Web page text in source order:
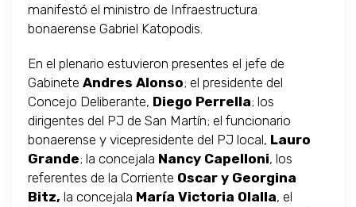
manifestó el ministro de Infraestructura
bonaerense Gabriel Katopodis.
En el plenario estuvieron presentes el jefe de
Gabinete Andres Alonso; el presidente del
Concejo Deliberante, Diego Perrella; los
dirigentes del PJ de San Martín; el funcionario
bonaerense y vicepresidente del PJ local, Lauro
Grande; la concejala Nancy Capelloni, los
referentes de la Corriente Oscar y Georgina
Bitz, la concejala María Victoria Olalla, el